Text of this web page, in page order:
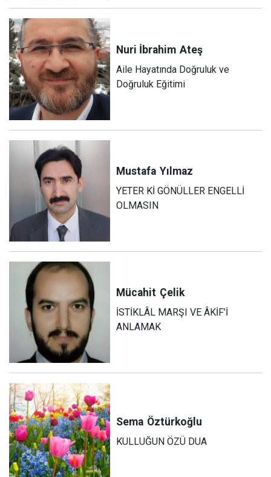
Nuri İbrahim Ateş
Aile Hayatında Doğruluk ve
Doğruluk Eğitimi
Mustafa Yılmaz
YETER Kİ GÖNÜLLER ENGELLİ
OLMASIN
Mücahit Çelik
İSTİKLÂL MARŞI VE ÂKİF’İ
ANLAMAK
Sema Öztürkoğlu
KULLUĞUN ÖZÜ DUA